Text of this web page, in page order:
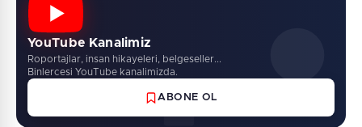
YouTube Kanalimiz
Roportajlar, insan hikayeleri, belgeseller...
Binlercesi YouTube kanalimizda.
ABONE OL